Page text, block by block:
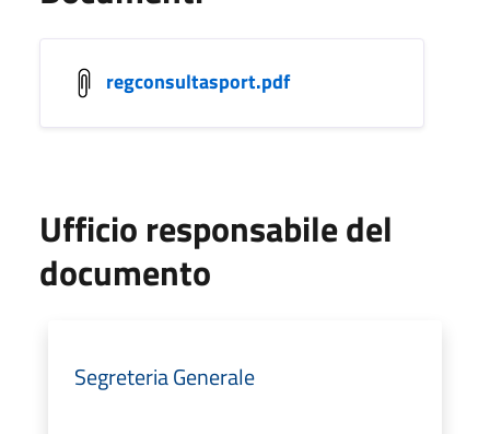
regconsultasport.pdf
Ufficio responsabile del
documento
Segreteria Generale